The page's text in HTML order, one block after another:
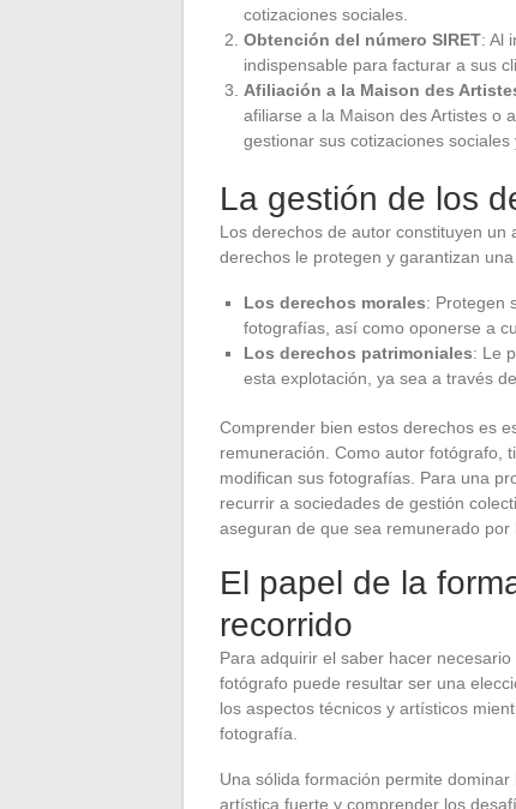
cotizaciones sociales.
Obtención del número SIRET: Al
indispensable para facturar a sus
Afiliación a la Maison des
afiliarse a la Maison des Artistes o
gestionar sus cotizaciones
La gestión de los
Los derechos de autor constituyen
derechos le protegen y garantizan
Los derechos morales: Protegen
fotografías, así como oponerse a
Los derechos patrimoniales: Le
esta explotación, ya sea a través
Comprender bien estos derechos es
remuneración. Como autor fotógrafo,
modifican sus fotografías. Para una
recurrir a sociedades de gestión
aseguran de que sea remunerado por
El papel de la
recorrido
Para adquirir el saber hacer
fotógrafo puede resultar ser una
los aspectos técnicos y artísticos
fotografía.
Una sólida formación permite
artística fuerte y comprender los